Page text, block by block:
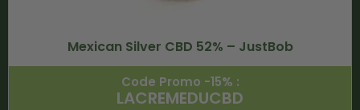
Mexican Silver CBD 52% – JustBob
Code Promo -15% :
LACREMEDUCBD